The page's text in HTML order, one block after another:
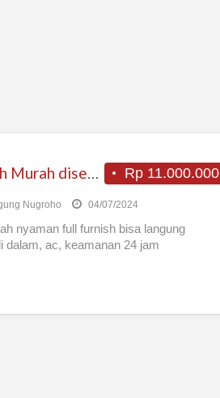
Rp 11.000.000
Apartemen Bersih Murah disewakan PER TAHUN
Nugroho 04/07/2024
nyaman full furnish bisa langung
dalam, ac, keamanan 24 jam